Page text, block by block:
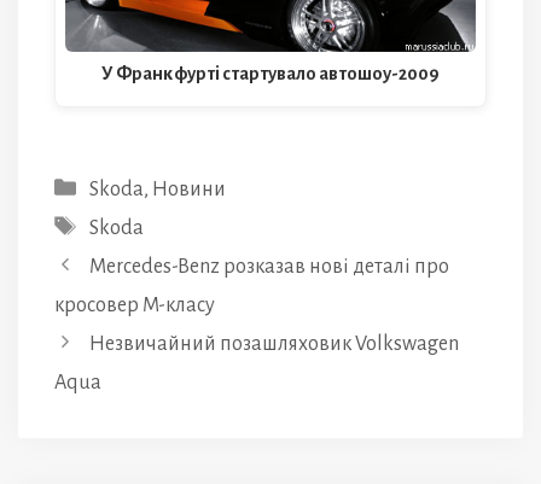
У Франкфурті стартувало автошоу-2009
Категорії
Skoda, Новини
Позначки
Skoda
Mercedes-Benz розказав нові деталі про
кросовер M-класу
Незвичайний позашляховик Volkswagen
Aqua